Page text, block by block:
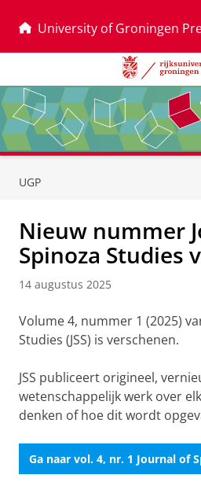
University of Groningen
UGP
Nieuw nummer
Spinoza Studies
14 augustus 2025
Volume 4, nummer 1 (2025)
Studies (JSS) is verschenen.
JSS publiceert origineel,
wetenschappelijk werk over
denken of hoe dit wordt
Ga naar vol. 4, nr. 1 Journal of